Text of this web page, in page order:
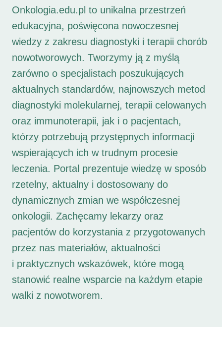
Onkologia.edu.pl to unikalna przestrzeń
edukacyjna, poświęcona nowoczesnej
wiedzy z zakresu diagnostyki i terapii chorób
nowotworowych. Tworzymy ją z myślą
zarówno o specjalistach poszukujących
aktualnych standardów, najnowszych metod
diagnostyki molekularnej, terapii celowanych
oraz immunoterapii, jak i o pacjentach,
którzy potrzebują przystępnych informacji
wspierających ich w trudnym procesie
leczenia. Portal prezentuje wiedzę w sposób
rzetelny, aktualny i dostosowany do
dynamicznych zmian we współczesnej
onkologii. Zachęcamy lekarzy oraz
pacjentów do korzystania z przygotowanych
przez nas materiałów, aktualności
i praktycznych wskazówek, które mogą
stanowić realne wsparcie na każdym etapie
walki z nowotworem.